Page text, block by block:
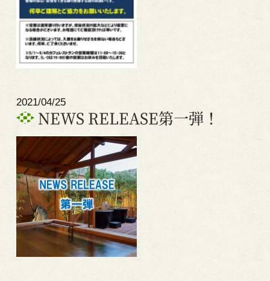
2021/04/25
NEWS RELEASE第一弾！